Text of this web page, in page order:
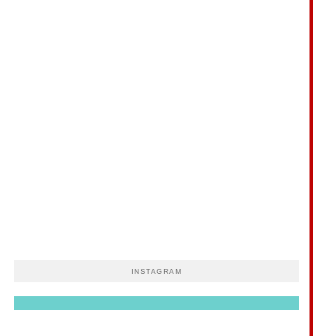
INSTAGRAM